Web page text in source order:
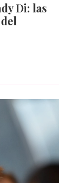
Di: las